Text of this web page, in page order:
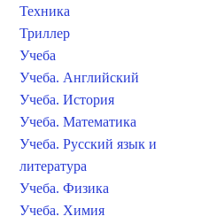
Техника
Триллер
Учеба
Учеба. Английский
Учеба. История
Учеба. Математика
Учеба. Русский язык и
литература
Учеба. Физика
Учеба. Химия